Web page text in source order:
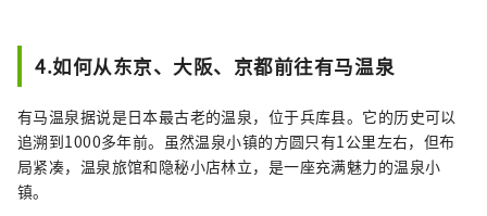
4.如何从东京、大阪、京都前往有马温泉
有马温泉据说是日本最古老的温泉，位于兵库县。它的历史可以
追溯到1000多年前。虽然温泉小镇的方圆只有1公里左右，但布
局紧凑，温泉旅馆和隐秘小店林立，是一座充满魅力的温泉小
镇。